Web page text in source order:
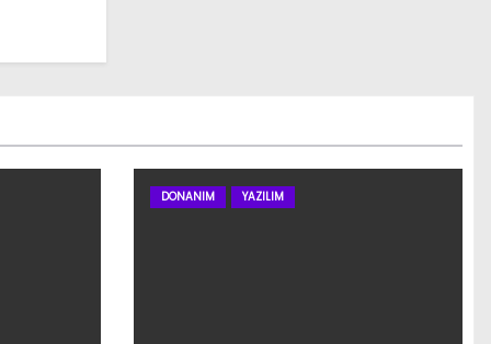
DONANIM YAZILIM